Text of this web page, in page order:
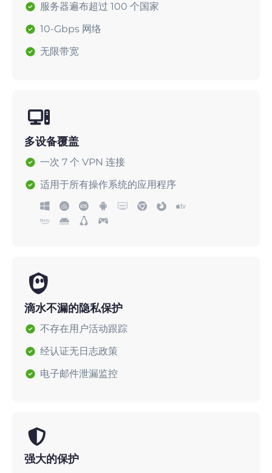
服务器遍布超过 100 个国家
10-Gbps 网络
无限带宽
多设备覆盖
一次 7 个 VPN 连接
适用于所有操作系统的应用程序
滴水不漏的隐私保护
不存在用户活动跟踪
经认证无日志政策
电子邮件泄漏监控
强大的保护